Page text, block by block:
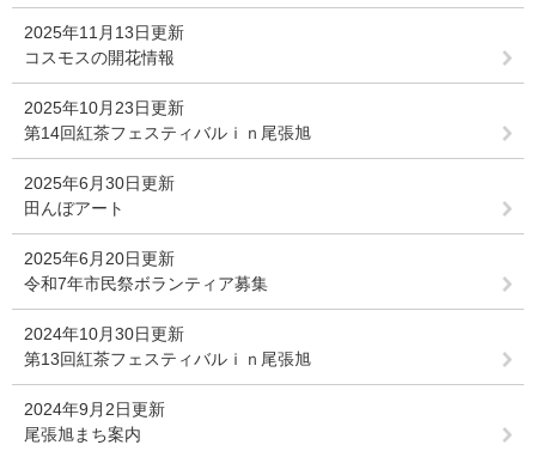
2025年11月13日更新
コスモスの開花情報
2025年10月23日更新
第14回紅茶フェスティバルｉｎ尾張旭
2025年6月30日更新
田んぼアート
2025年6月20日更新
令和7年市民祭ボランティア募集
2024年10月30日更新
第13回紅茶フェスティバルｉｎ尾張旭
2024年9月2日更新
尾張旭まち案内